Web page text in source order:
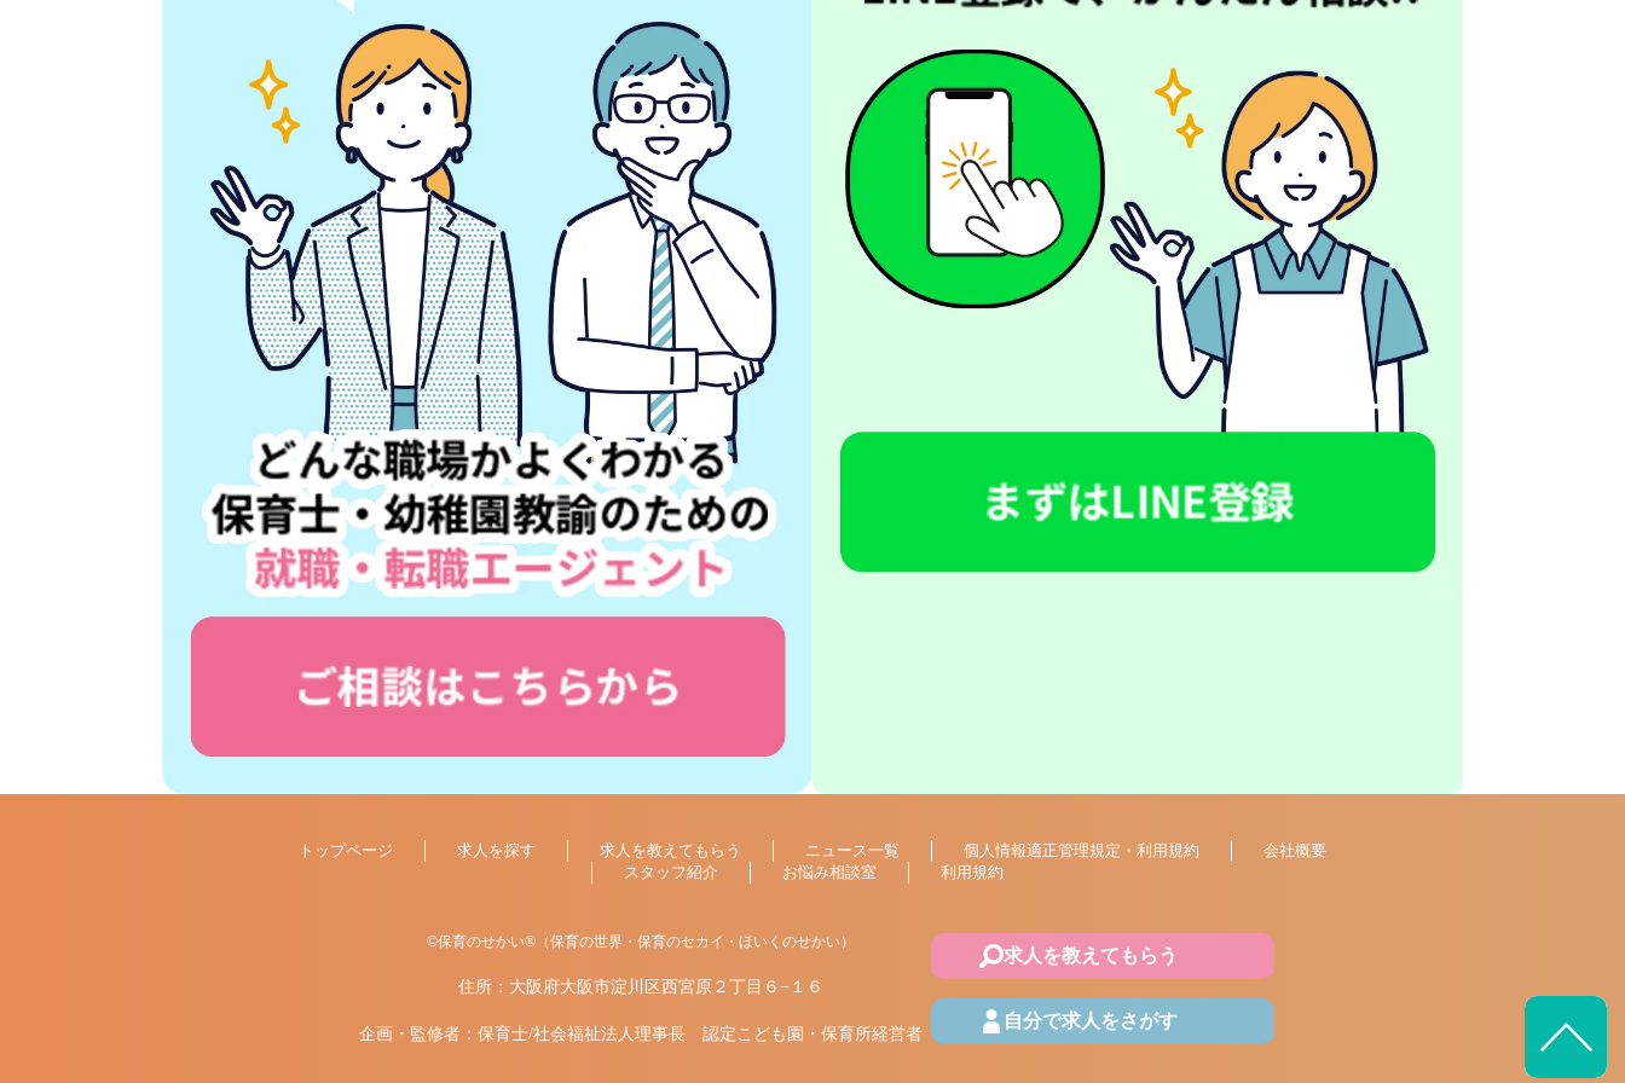
トップページ 求人を探す 求人を教えてもらう ニュース一覧 個人情報適正管理規定・利用規約
会社概要
スタッフ紹介
お悩み相談室 利用規約
©保育のせかい®（保育の世界・保育のセカイ・ほいくのせかい）
住所：大阪府大阪市淀川区西宮原２丁目６−１６
企画・監修者：保育士/社会福祉法人理事長 認定こども園・保育所経営者
求人を教えてもらう
自分で求人をさがす